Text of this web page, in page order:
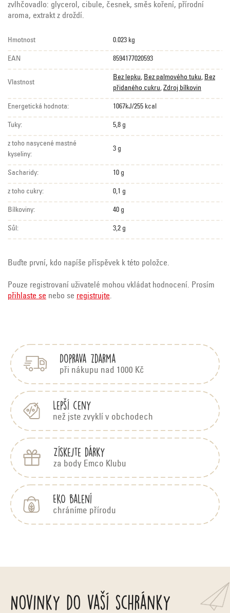
zvlhčovadlo: glycerol, cibule, česnek, směs koření, přírodní
aroma, extrakt z droždí.
Hmotnost 0.023 kg
EAN 8594177020593
Vlastnost
Bez lepku, Bez palmového tuku, Bez
přidaného cukru, Zdroj bílkovin
Energetická hodnota: 1067kJ/255 kcal
Tuky: 5,8 g
z toho nasycené mastné
kyseliny:
3 g
Sacharidy: 10 g
z toho cukry: 0,1 g
Bílkoviny: 40 g
Sůl: 3,2 g
Buďte první, kdo napíše příspěvek k této položce.
Pouze registrovaní uživatelé mohou vkládat hodnocení. Prosím
přihlaste se nebo se registrujte.
Doprava zdarma
při nákupu nad 1000 Kč
Lepší ceny
než jste zvyklí v obchodech
Získejte dárky
za body Emco Klubu
EKO balení
chráníme přírodu
Novinky do vaší schránky